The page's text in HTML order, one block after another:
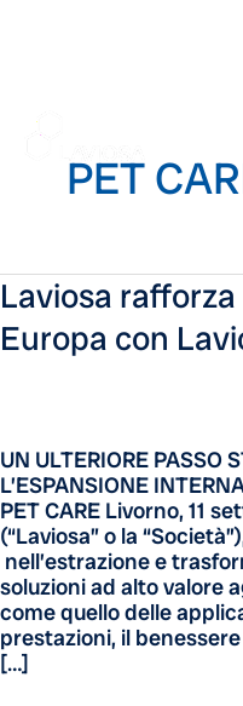
PET
Laviosa
Europa con
UN ULTERIORE PASSO
L’ESPANSIONE
PET CARE Livorno, 11
(“Laviosa” o la
nell’estrazione e
soluzioni ad alto valore
come quello delle
prestazioni, il
[…]
Laviosa
rafforza
la
con
Laviosa
Germany
GmbH